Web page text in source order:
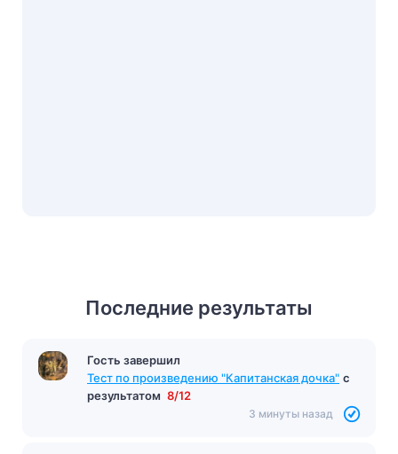
Последние результаты
Гость завершил
Тест по произведению «Грозовой перевал»
Бронте с результатом
3 минуты назад
Гость завершил
Тест по произведению "Капитанская дочка" с
результатом 8/12
3 минуты назад